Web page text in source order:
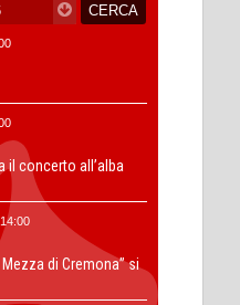
il concerto all’alba
di Cremona” si